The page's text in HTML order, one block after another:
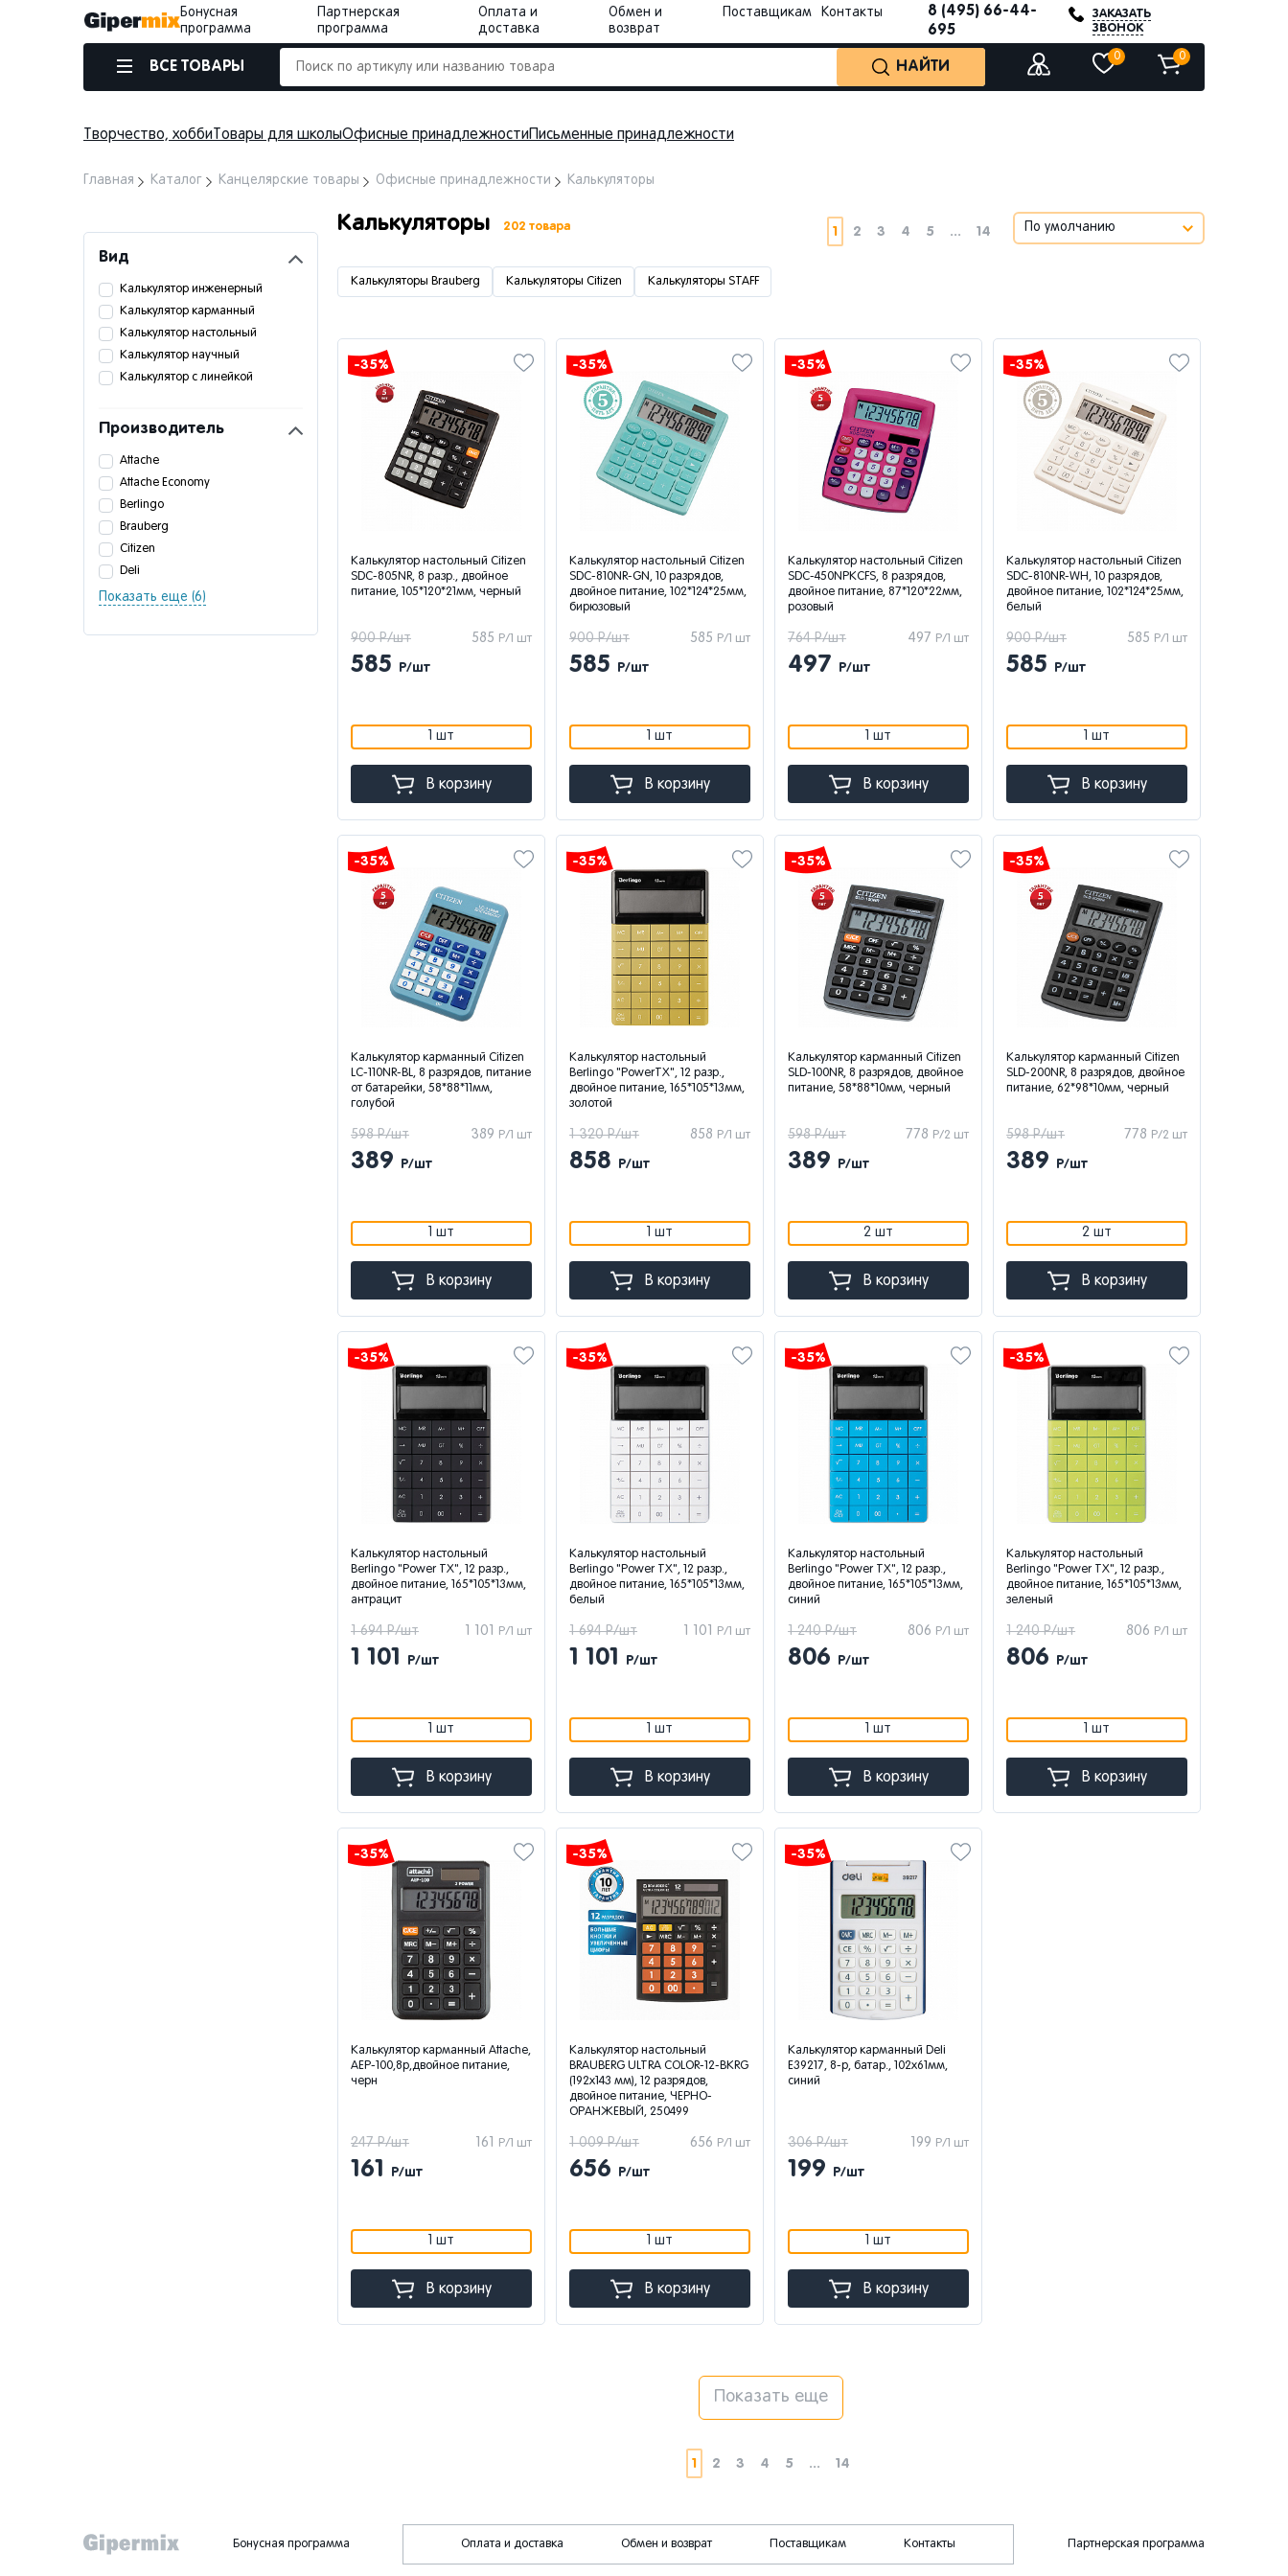
Бонусная
программа
Партнерская
программа
Оплата и
доставка
Обмен и
возврат
Поставщикам Контакты
8 (495) 66-44-
695
ЗАКАЗАТЬ
ЗВОНОК
ВСЕ ТОВАРЫ НАЙТИ
0 0
Творчество, хобби Товары для школыОфисные принадлежностиПисьменные принадлежности
Главная Каталог Канцелярские товары Офисные принадлежности Калькуляторы
Вид
Калькулятор инженерный
Калькулятор карманный
Калькулятор настольный
Калькулятор научный
Калькулятор с линейкой
Производитель
Attache
Attache Economy
Berlingo
Brauberg
Citizen
Deli
Показать еще (6)
Калькуляторы 202 товара 1 2 3 4 5 ... 14
Калькуляторы Brauberg Калькуляторы Citizen Калькуляторы STAFF
-35%
Калькулятор настольный Citizen
SDC-805NR, 8 разр., двойное
питание, 105*120*21мм, черный
585 Р/1 шт
900 Р/шт
585 Р/шт
1 шт
В корзину
-35%
Калькулятор настольный Citizen
SDC-810NR-GN, 10 разрядов,
двойное питание, 102*124*25мм,
бирюзовый
585 Р/1 шт
900 Р/шт
585 Р/шт
1 шт
В корзину
-35%
Калькулятор настольный Citizen
SDC-450NPKCFS, 8 разрядов,
двойное питание, 87*120*22мм,
розовый
497 Р/1 шт
764 Р/шт
497 Р/шт
1 шт
В корзину
-35%
Калькулятор настольный Citizen
SDC-810NR-WH, 10 разрядов,
двойное питание, 102*124*25мм,
белый
585 Р/1 шт
900 Р/шт
585 Р/шт
1 шт
В корзину
-35%
Калькулятор карманный Citizen
LC-110NR-BL, 8 разрядов, питание
от батарейки, 58*88*11мм,
голубой
389 Р/1 шт
598 Р/шт
389 Р/шт
1 шт
В корзину
-35%
Калькулятор настольный
Berlingo "PowerTX", 12 разр.,
двойное питание, 165*105*13мм,
золотой
858 Р/1 шт
1 320 Р/шт
858 Р/шт
1 шт
В корзину
-35%
Калькулятор карманный Citizen
SLD-100NR, 8 разрядов, двойное
питание, 58*88*10мм, черный
778 Р/2 шт
598 Р/шт
389 Р/шт
2 шт
В корзину
-35%
Калькулятор карманный Citizen
SLD-200NR, 8 разрядов, двойное
питание, 62*98*10мм, черный
778 Р/2 шт
598 Р/шт
389 Р/шт
2 шт
В корзину
-35%
Калькулятор настольный
Berlingo "Power TX", 12 разр.,
двойное питание, 165*105*13мм,
антрацит
1 101 Р/1 шт
1 694 Р/шт
1 101 Р/шт
1 шт
В корзину
-35%
Калькулятор настольный
Berlingo "Power TX", 12 разр.,
двойное питание, 165*105*13мм,
белый
1 101 Р/1 шт
1 694 Р/шт
1 101 Р/шт
1 шт
В корзину
-35%
Калькулятор настольный
Berlingo "Power TX", 12 разр.,
двойное питание, 165*105*13мм,
синий
806 Р/1 шт
1 240 Р/шт
806 Р/шт
1 шт
В корзину
-35%
Калькулятор настольный
Berlingo "Power TX", 12 разр.,
двойное питание, 165*105*13мм,
зеленый
806 Р/1 шт
1 240 Р/шт
806 Р/шт
1 шт
В корзину
-35%
Калькулятор карманный Attache,
AEP-100,8р,двойное питание,
черн
161 Р/1 шт
247 Р/шт
161 Р/шт
1 шт
В корзину
-35%
Калькулятор настольный
BRAUBERG ULTRA COLOR-12-BKRG
(192x143 мм), 12 разрядов,
двойное питание, ЧЕРНО-
ОРАНЖЕВЫЙ, 250499
656 Р/1 шт
1 009 Р/шт
656 Р/шт
1 шт
В корзину
-35%
Калькулятор карманный Deli
E39217, 8-р, батар., 102x61мм,
синий
199 Р/1 шт
306 Р/шт
199 Р/шт
1 шт
В корзину
Показать еще
1 2 3 4 5 ... 14
Бонусная программа Оплата и доставка Обмен и возврат Поставщикам Контакты Партнерская программа